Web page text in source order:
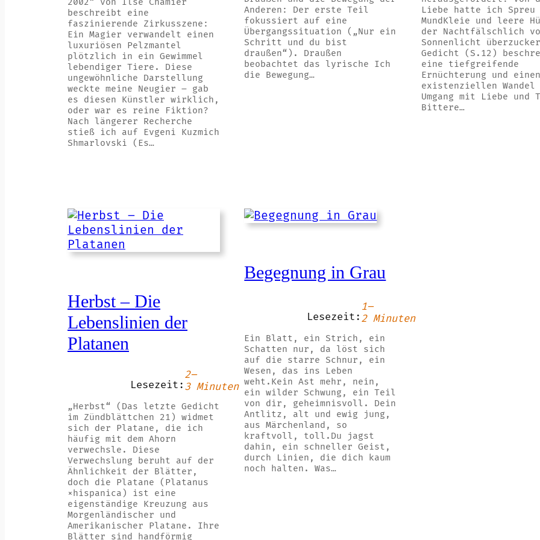
beschreibt eine
faszinierende Zirkusszene:
Ein Magier verwandelt einen
luxuriösen Pelzmantel
plötzlich in ein Gewimmel
lebendiger Tiere. Diese
ungewöhnliche Darstellung
weckte meine Neugier – gab
es diesen Künstler wirklich,
oder war es reine Fiktion?
Nach längerer Recherche
stieß ich auf Evgeni Kuzmich
Shmarlovski (Es…
Anderen: Der erste Teil
fokussiert auf eine
Übergangssituation („Nur ein
Schritt und du bist
draußen“). Draußen
beobachtet das lyrische Ich
die Bewegung…
Liebe hatte ich Spreu
MundKleie und leere
der Nachtfälschlich
Sonnenlicht
Gedicht (S.12)
eine tiefgreifende
Ernüchterung und einen
existenziellen Wandel
Umgang mit Liebe und
Bittere…
Herbst – Die
Lebenslinien der
Platanen
Lesezeit:
2–
3 Minuten
„Herbst“ (Das letzte Gedicht
im Zündblättchen 21) widmet
sich der Platane, die ich
häufig mit dem Ahorn
verwechsle. Diese
Verwechslung beruht auf der
Ähnlichkeit der Blätter,
doch die Platane (Platanus
×hispanica) ist eine
eigenständige Kreuzung aus
Morgenländischer und
Amerikanischer Platane. Ihre
Blätter sind handförmig
Begegnung in Grau
Lesezeit:
1–
2 Minuten
Ein Blatt, ein Strich, ein
Schatten nur, da löst sich
auf die starre Schnur, ein
Wesen, das ins Leben
weht.Kein Ast mehr, nein,
ein wilder Schwung, ein Teil
von dir, geheimnisvoll. Dein
Antlitz, alt und ewig jung,
aus Märchenland, so
kraftvoll, toll.Du jagst
dahin, ein schneller Geist,
durch Linien, die dich kaum
noch halten. Was…